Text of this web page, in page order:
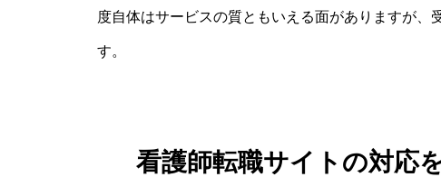
度自体はサービスの質ともいえる面がありますが、
す。
看護師転職サイトの対応